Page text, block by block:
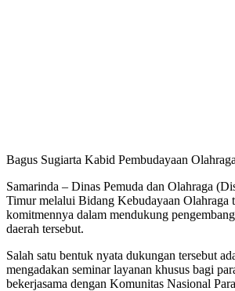
Bagus Sugiarta Kabid Pembudayaan
Samarinda – Dinas Pemuda dan Olahraga
Timur melalui Bidang Kebudayaan Olahraga
komitmennya dalam mendukung
daerah tersebut.
Salah satu bentuk nyata dukungan tersebut
mengadakan seminar layanan khusus bagi
bekerjasama dengan Komunitas Nasional